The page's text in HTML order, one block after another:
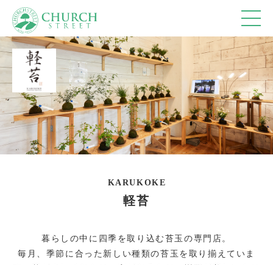
ショップ 10:00-18:00
カフェ 10:00-18:00 (Lo17:30)
レストラン
11:00-15:30 (Lo15:00)
17:30-20:30 (Lo20:00)
※休館日、冬季(12月～3月)営業時間の詳細は、営
フロアマップ
KARUKOKE
軽苔
暮らしの中に四季を取り込む苔玉の専門店。
毎月、季節に合った新しい種類の苔玉を取り揃えていま